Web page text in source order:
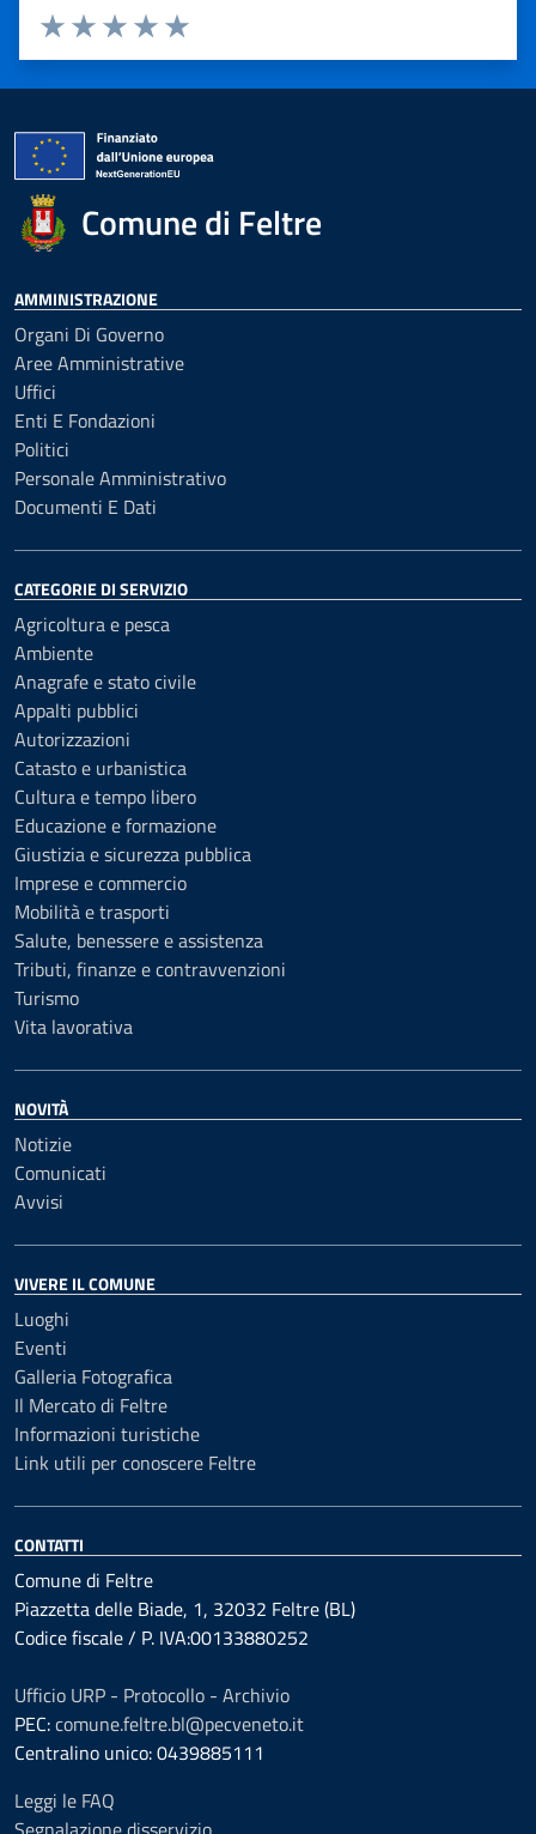
Valuta 5 stelle su 5
Valuta 4 stelle su 5
Valuta 3 stelle su 5
Valuta 2 stelle su 5
Valuta 1 stelle su 5
Comune di Feltre
AMMINISTRAZIONE
Organi Di Governo
Aree Amministrative
Uffici
Enti E Fondazioni
Politici
Personale Amministrativo
Documenti E Dati
CATEGORIE DI SERVIZIO
Agricoltura e pesca
Ambiente
Anagrafe e stato civile
Appalti pubblici
Autorizzazioni
Catasto e urbanistica
Cultura e tempo libero
Educazione e formazione
Giustizia e sicurezza pubblica
Imprese e commercio
Mobilità e trasporti
Salute, benessere e assistenza
Tributi, finanze e contravvenzioni
Turismo
Vita lavorativa
NOVITÀ
Notizie
Comunicati
Avvisi
VIVERE IL COMUNE
Luoghi
Eventi
Galleria Fotografica
Il Mercato di Feltre
Informazioni turistiche
Link utili per conoscere Feltre
CONTATTI
Comune di Feltre
Piazzetta delle Biade, 1, 32032 Feltre (BL)
Codice fiscale / P. IVA:00133880252
Ufficio URP - Protocollo - Archivio
PEC:comune.feltre.bl@pecveneto.it
Centralino unico: 0439885111
Leggi le FAQ